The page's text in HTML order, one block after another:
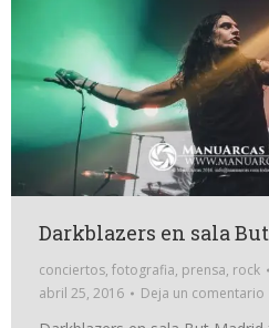
Darkblazers en sala
conciertos, fotografia, prensa, rock
abril 25, 2016
Deja un comentario